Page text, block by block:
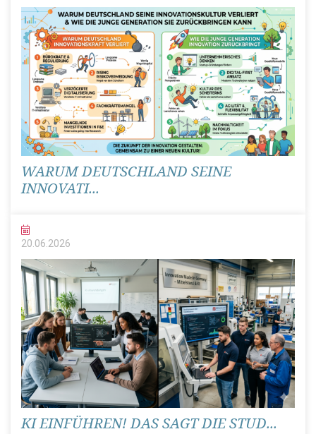
WARUM DEUTSCHLAND SEINE
INNOVATI...
20.06. 2026
KI EINFÜHREN! DAS SAGT DIE STUD...